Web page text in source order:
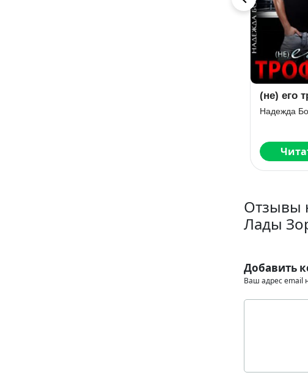
(не) его
Отзывы
Лады
Добавить
Ваш адрес email